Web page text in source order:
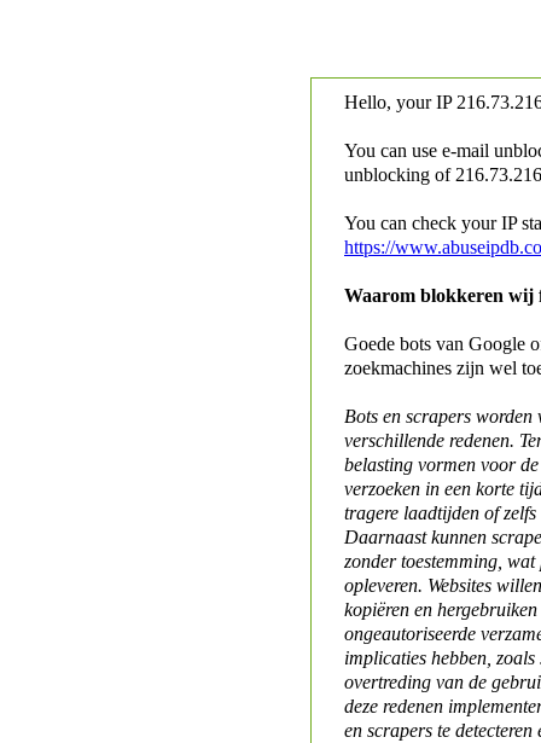
Hello, your IP
You can use e-mail
unblocking of
You can check your IP
https://
Waarom blokkeren wij
Goede bots van Google
zoekmachines zijn wel
Bots en scrapers worden
verschillende redenen.
belasting vormen voor
verzoeken in een korte
tragere laadtijden of
Daarnaast kunnen
zonder toestemming,
opleveren. Websites
kopiëren en
ongeautoriseerde
implicaties hebben,
overtreding van de
deze redenen
en scrapers te detecteren